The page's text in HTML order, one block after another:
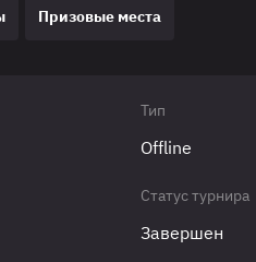
Призовые места
Тип
Offline
Статус турнира
Завершен